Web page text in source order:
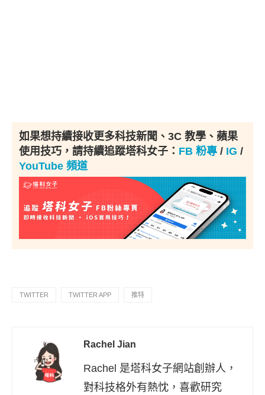
如果想持續接收更多科技新聞、3C 教學、蘋果
使用技巧，請持續追蹤塔科女子： FB 粉專 / IG /
YouTube 頻道
TWITTER TWITTER APP 推特
Rachel Jian
Rachel 是塔科女子網站創辦人，
對科技格外有熱忱，喜歡研究